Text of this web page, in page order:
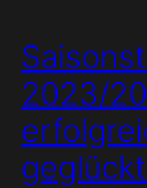
2023/